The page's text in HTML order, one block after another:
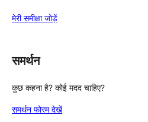
reviews
star
मेरी समीक्षा जोड़ें
समर्थन
कुछ कहना है? कोई मदद चाहिए?
समर्थन फोरम देखें